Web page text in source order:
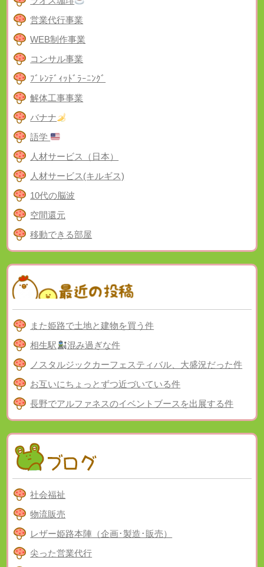
営業代行事業
WEB制作事業
コンサル事業
ﾌﾞﾚﾝﾃﾞｨｯﾄﾞﾗｰﾆﾝｸﾞ
解体工事事業
バナナ
語学
人材サービス（日本）
人材サービス(キルギス)
10代の脳波
空間還元
移動できる部屋
また姫路で土地と建物を買う件
相生駅
混み過ぎな件
ノスタルジックカーフェスティバル、大盛況だった件
お互いにちょっとずつ近づいている件
長野でアルファネスのイベントブースを出展する件
社会福祉
物流販売
レザー姫路本陣（企画･製造･販売）
尖った営業代行